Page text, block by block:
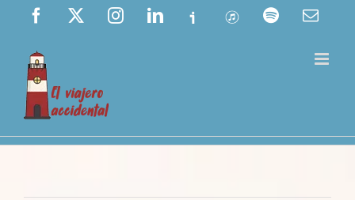
Saltar
contenido
Facebook InstagramLinkedIn
Ivoox ITunes Spotify